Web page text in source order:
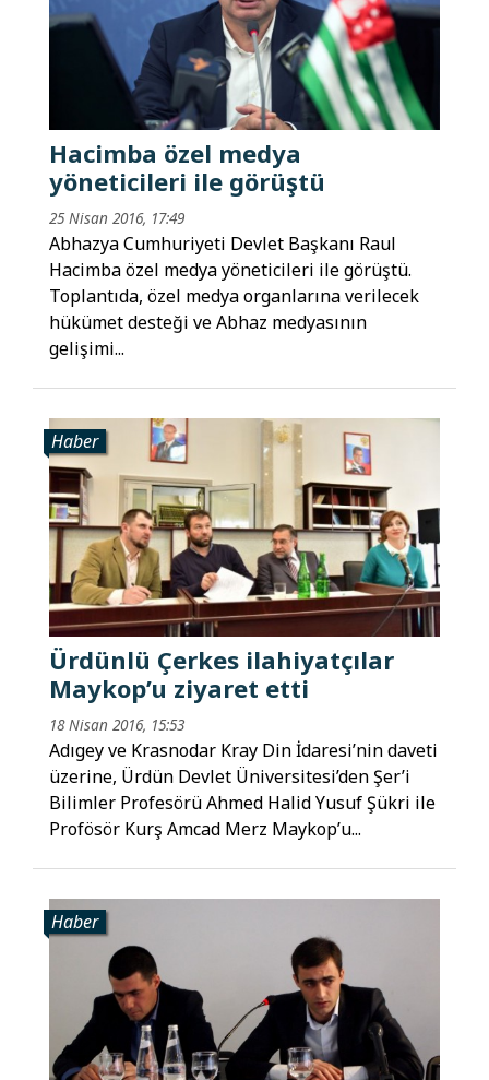
Hacimba özel medya
yöneticileri ile görüştü
25 Nisan 2016, 17:49
Abhazya Cumhuriyeti Devlet Başkanı Raul
Hacimba özel medya yöneticileri ile görüştü.
Toplantıda, özel medya organlarına verilecek
hükümet desteği ve Abhaz medyasının
gelişimi...
Haber
Ürdünlü Çerkes ilahiyatçılar
Maykop’u ziyaret etti
18 Nisan 2016, 15:53
Adıgey ve Krasnodar Kray Din İdaresi’nin daveti
üzerine, Ürdün Devlet Üniversitesi’den Şer’i
Bilimler Profesörü Ahmed Halid Yusuf Şükri ile
Profösör Kurş Amcad Merz Maykop’u...
Haber